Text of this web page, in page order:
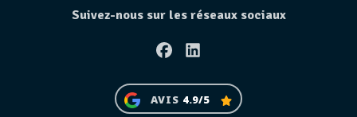
Suivez-nous sur les réseaux sociaux
FacebookLinkedin
AVIS 4.9/5